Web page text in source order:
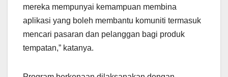
mereka mempunyai kemampuan membina
aplikasi yang boleh membantu komuniti termasuk
mencari pasaran dan pelanggan bagi produk
tempatan,” katanya.